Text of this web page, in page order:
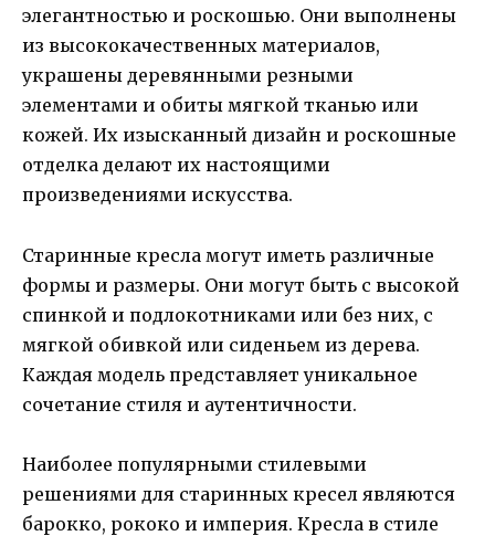
элегантностью и роскошью. Они выполнены
из высококачественных материалов,
украшены деревянными резными
элементами и обиты мягкой тканью или
кожей. Их изысканный дизайн и роскошные
отделка делают их настоящими
произведениями искусства.
Старинные кресла могут иметь различные
формы и размеры. Они могут быть с высокой
спинкой и подлокотниками или без них, с
мягкой обивкой или сиденьем из дерева.
Каждая модель представляет уникальное
сочетание стиля и аутентичности.
Наиболее популярными стилевыми
решениями для старинных кресел являются
барокко, рококо и империя. Кресла в стиле